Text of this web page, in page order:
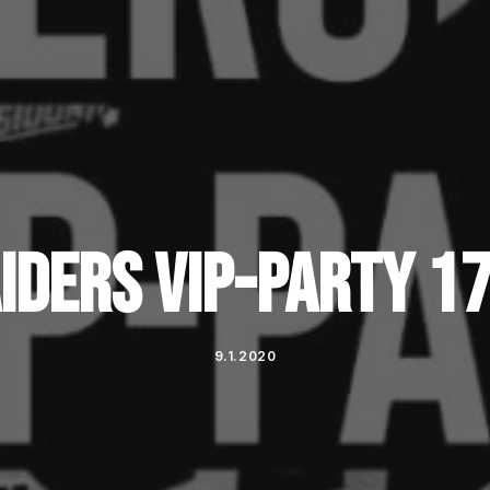
VIP-PARTY
9.1.2020